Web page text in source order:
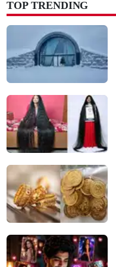
TOP TRENDING